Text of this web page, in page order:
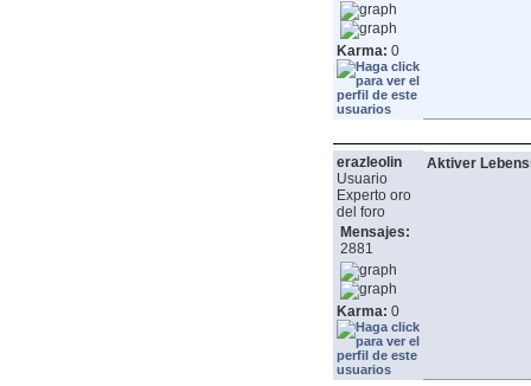
Karma: 0
erazleolin
Usuario
Experto oro
del foro
Mensajes:
2881
Karma: 0
Aktiver